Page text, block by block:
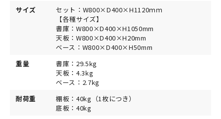
サイズ
セット：W800×D400×H1120ｍｍ
【各種サイズ】
書庫：W800×D400×H1050mm
天板：W800×D400×H20mm
ベース：W800×D400×H50mm
重量
書庫：29.5kg
天板：4.3kg
ベース：2.7kg
耐荷重
棚板：40kg（1枚につき）
底板：40kg